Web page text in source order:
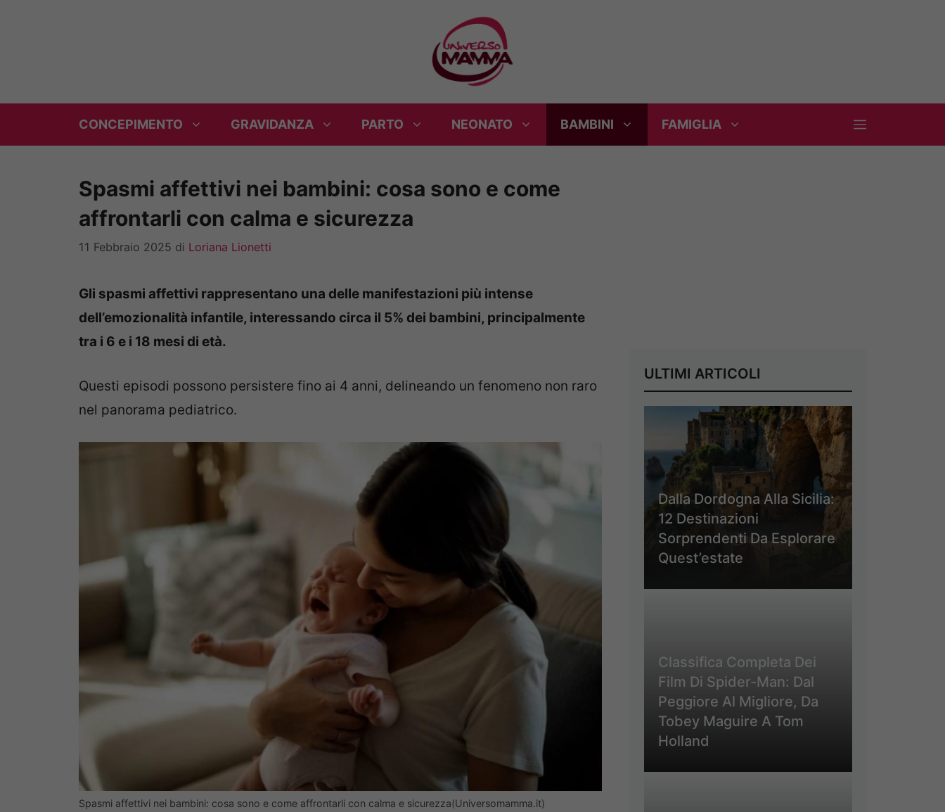
CONCEPIMENTO GRAVIDANZA PARTO NEONATO BAMBINI FAMIGLIA
Spasmi affettivi nei bambini: cosa sono e come
affrontarli con calma e sicurezza
11 Febbraio 2025 di Loriana Lionetti
Gli spasmi affettivi rappresentano una delle manifestazioni più intense
dell’emozionalità infantile, interessando circa il 5% dei bambini, principalmente
tra i 6 e i 18 mesi di età.
Questi episodi possono persistere fino ai 4 anni, delineando un fenomeno non raro
nel panorama pediatrico.
Spasmi affettivi nei bambini: cosa sono e come affrontarli con calma e sicurezza(Universomamma.it)
ULTIMI ARTICOLI
Dalla Dordogna Alla Sicilia:
12 Destinazioni
Sorprendenti Da Esplorare
Quest’estate
Classifica Completa Dei
Film Di Spider-Man: Dal
Peggiore Al Migliore, Da
Tobey Maguire A Tom
Holland